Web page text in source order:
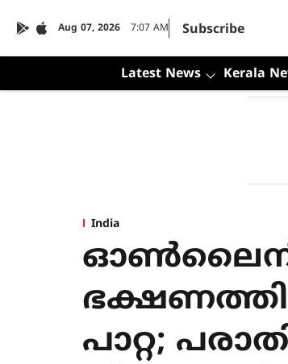
Aug 07, 2026 7:07 AM Subscribe
Latest News Kerala
India
പാറ്റ;